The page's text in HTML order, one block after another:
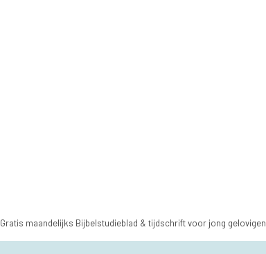
Gratis maandelijks Bijbelstudieblad & tijdschrift voor jong gelovigen